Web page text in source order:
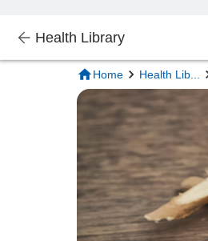
Health Library
Home Health Lib...